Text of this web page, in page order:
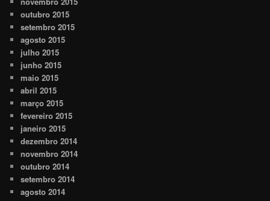
outubro 2015
setembro 2015
agosto 2015
julho 2015
junho 2015
maio 2015
abril 2015
março 2015
fevereiro 2015
janeiro 2015
dezembro 2014
novembro 2014
outubro 2014
setembro 2014
agosto 2014